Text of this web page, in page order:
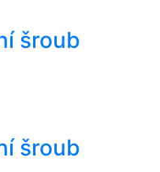
šroub
šroub